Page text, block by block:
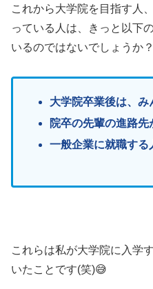
これから大学院を目指す人
っている人は、きっと以下
いるのではないでしょうか？
大学院卒業後は、み
院卒の先輩の進路先
一般企業に就職する
これらは私が大学院に入学
いたことです(笑)😅